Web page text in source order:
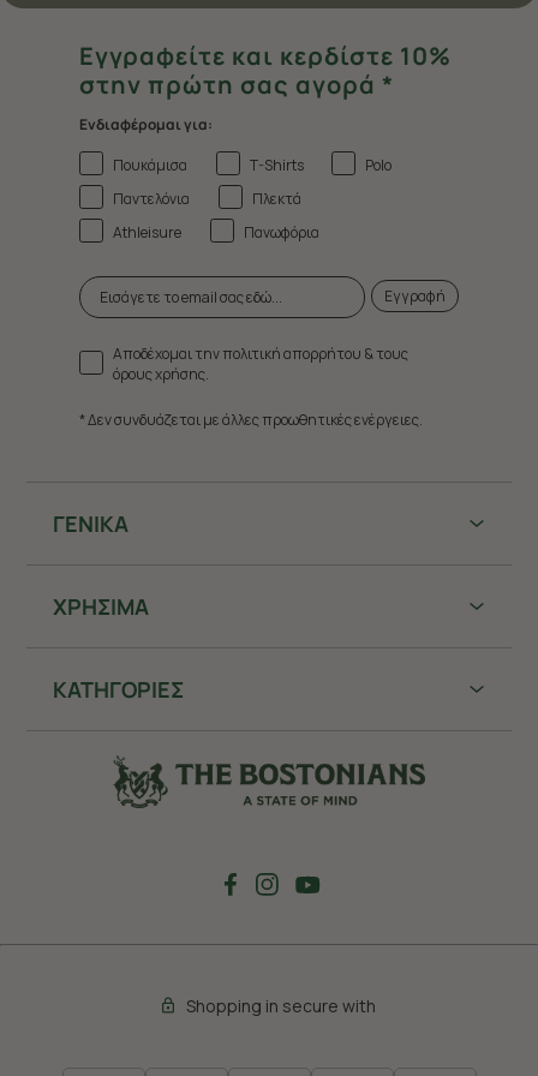
ΓΕΝΙΚΑ
ΧΡHΣΙΜΑ
ΚΑΤΗΓΟΡΙΕΣ
Εγγραφείτε και κερδίστε 10%
στην πρώτη σας αγορά *
Ενδιαφέρομαι για:
Πουκάμισα
T-Shirts
Polo
Παντελόνια
Πλεκτά
Athleisure
Πανωφόρια
Εγγραφή
Αποδέχομαι την πολιτική απορρήτου & τους
όρους χρήσης.
* Δεν συνδυάζεται με άλλες προωθητικές ενέργειες.
Shopping in secure with